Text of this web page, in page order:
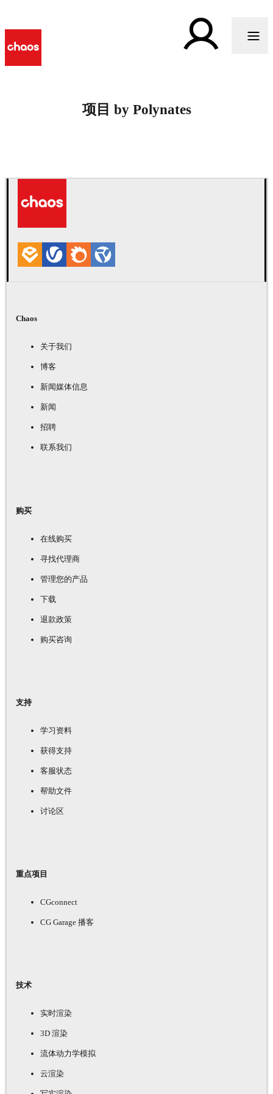
项目 by Polynates
Chaos
关于我们
博客
新闻媒体信息
新闻
招聘
联系我们
购买
在线购买
寻找代理商
管理您的产品
下载
退款政策
购买咨询
支持
学习资料
获得支持
客服状态
帮助文件
讨论区
重点项目
CGconnect
CG Garage 播客
技术
实时渲染
3D 渲染
流体动力学模拟
云渲染